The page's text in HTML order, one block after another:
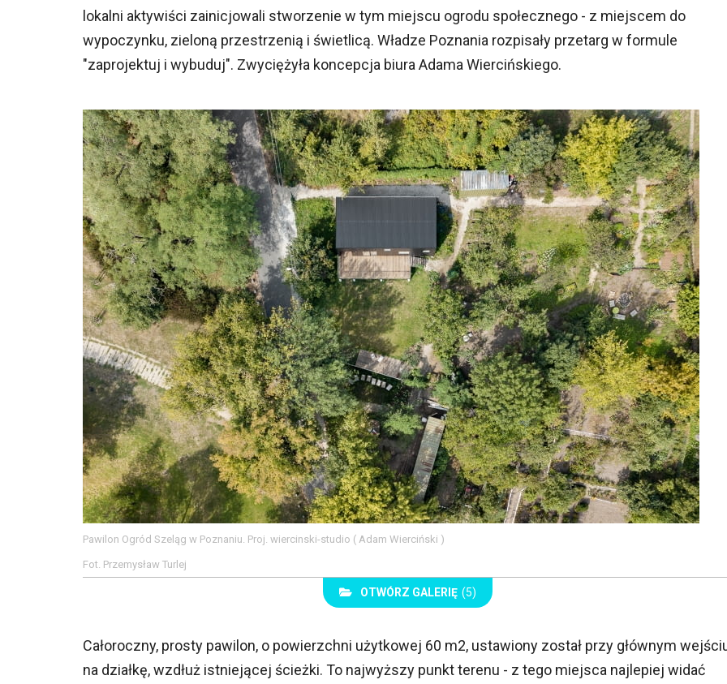
lokalni aktywiści zainicjowali stworzenie w tym miejscu ogrodu społecznego - z miejscem do
wypoczynku, zieloną przestrzenią i świetlicą. Władze Poznania rozpisały przetarg w formule
"zaprojektuj i wybuduj". Zwyciężyła koncepcja biura Adama Wiercińskiego.
Pawilon Ogród Szeląg w Poznaniu. Proj. wiercinski-studio ( Adam Wierciński )
Fot. Przemysław Turlej
OTWÓRZ GALERIĘ (5)
Całoroczny, prosty pawilon, o powierzchni użytkowej 60 m2, ustawiony został przy głównym
na działkę, wzdłuż istniejącej ścieżki. To najwyższy punkt terenu - z tego miejsca najlepiej widać